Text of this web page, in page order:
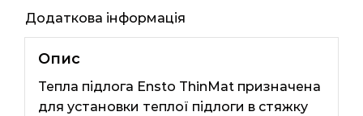
Додаткова інформація
Опис
Тепла підлога Ensto ThinMat призначена
для установки теплої підлоги в стяжку